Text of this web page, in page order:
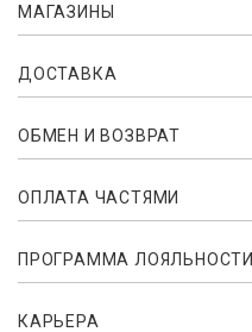
МАГАЗИНЫ
ДОСТАВКА
ОБМЕН И ВОЗВРАТ
ОПЛАТА ЧАСТЯМИ
ПРОГРАММА ЛОЯЛЬНОСТИ
КАРЬЕРА